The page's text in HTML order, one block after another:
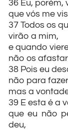
36 Eu, porém,
que vós me
37 Todos os
virão a mim,
e quando
não os
38 Pois eu
não para
mas a
39 E esta é a
que eu não
deu,